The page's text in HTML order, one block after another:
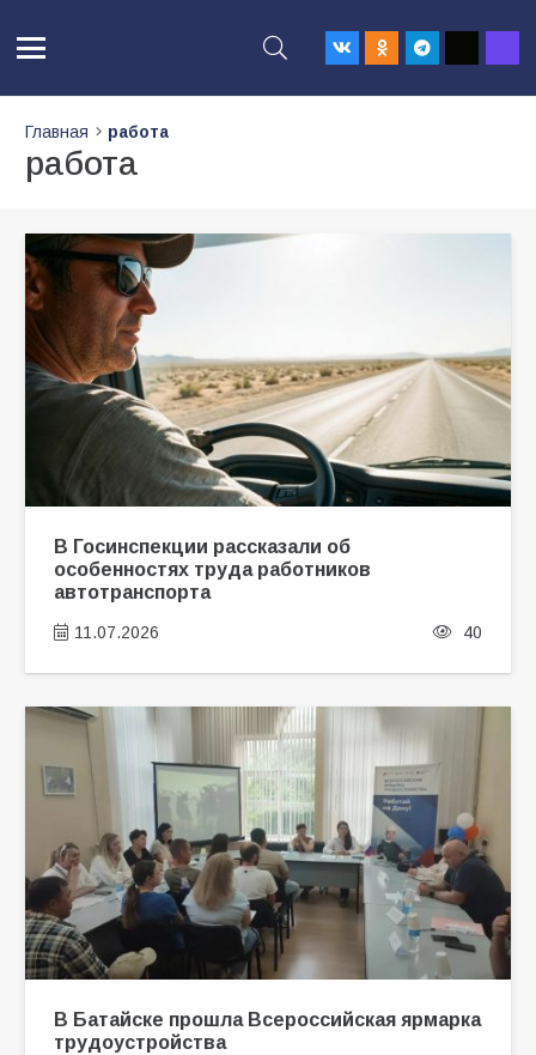
Главная работа
работа
В Госинспекции рассказали об
особенностях труда работников
автотранспорта
11.07.2026 40
В Батайске прошла Всероссийская ярмарка
трудоустройства